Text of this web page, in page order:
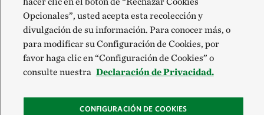
Opcionales”, usted acepta esta recolección y
divulgación de su información. Para conocer más, o
para modificar su Configuración de Cookies, por
favor haga clic en “Configuración de Cookies” o
consulte nuestra Declaración de Privacidad.
CONFIGURACIÓN DE COOKIES